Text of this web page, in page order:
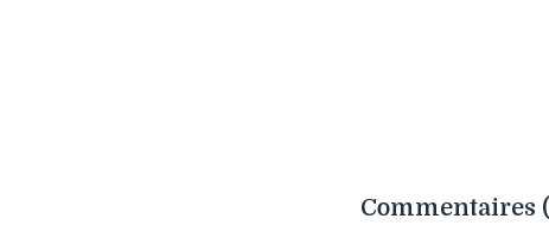
Commentaires